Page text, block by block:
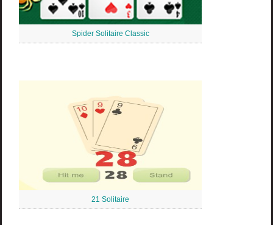
Spider Solitaire Classic
21 Solitaire